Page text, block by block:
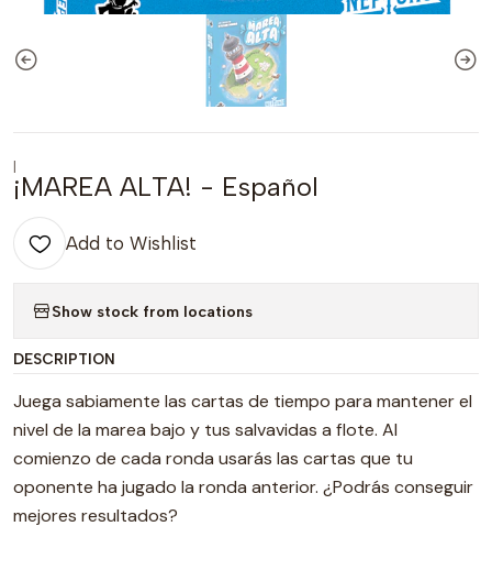
|
¡MAREA ALTA! - Español
Add to Wishlist
Show stock from locations
DESCRIPTION
Juega sabiamente las cartas de tiempo para mantener el
nivel de la marea bajo y tus salvavidas a flote. Al
comienzo de cada ronda usarás las cartas que tu
oponente ha jugado la ronda anterior. ¿Podrás conseguir
mejores resultados?